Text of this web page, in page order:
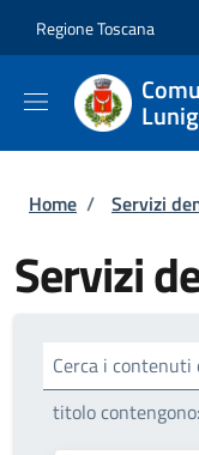
Regione Toscana
Briciole di
Home / Servizi
Servizi
Cerca i contenuti
titolo contengono: